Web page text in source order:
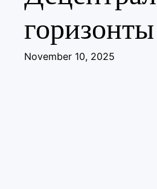
November 10, 2025